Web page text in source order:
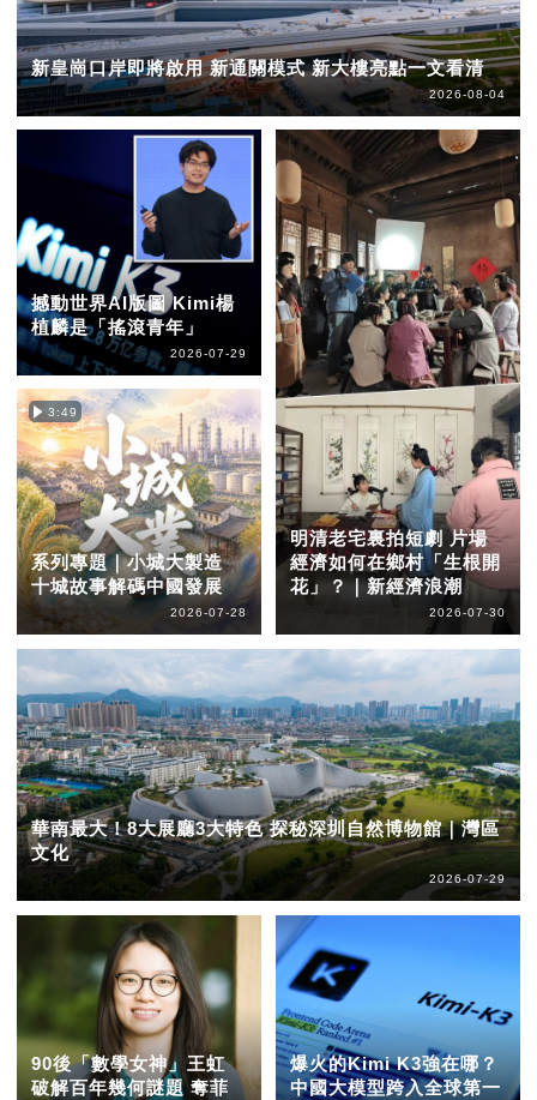
新皇崗口岸即將啟用 新通關模式 新大樓亮點一文看清
2026-08-04
撼動世界AI版圖 Kimi楊
植麟是「搖滾青年」
2026-07-29
3:49
系列專題｜小城大製造
十城故事解碼中國發展
2026-07-28
明清老宅裏拍短劇 片場
經濟如何在鄉村「生根開
花」？｜新經濟浪潮
2026-07-30
華南最大！8大展廳3大特色 探秘深圳自然博物館｜灣區
文化
2026-07-29
90後「數學女神」王虹
破解百年幾何謎題 奪菲
爆火的Kimi K3強在哪？
中國大模型跨入全球第一